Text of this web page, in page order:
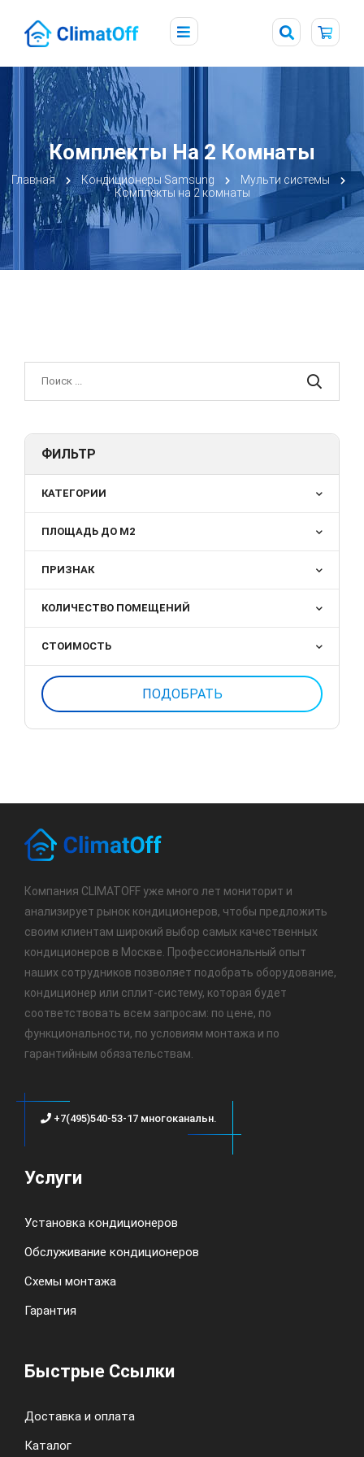
Комплекты На 2 Комнаты
Главная Кондиционеры Samsung
Мульти системы
Комплекты на 2 комнаты
ФИЛЬТР
КАТЕГОРИИ
ПЛОЩАДЬ ДО М2
ПРИЗНАК
КОЛИЧЕСТВО ПОМЕЩЕНИЙ
СТОИМОСТЬ
Компания CLIMATOFF уже много лет мониторит и
анализирует рынок кондиционеров, чтобы предложить
своим клиентам широкий выбор самых качественных
кондиционеров в Москве. Профессиональный опыт
наших сотрудников позволяет подобрать оборудование,
кондиционер или сплит-систему, которая будет
соответствовать всем запросам: по цене, по
функциональности, по условиям монтажа и по
гарантийным обязательствам.
+7(495)540-53-17 многоканальн.
Услуги
Установка кондиционеров
Обслуживание кондиционеров
Схемы монтажа
Гарантия
Быстрые Ссылки
Доставка и оплата
Каталог